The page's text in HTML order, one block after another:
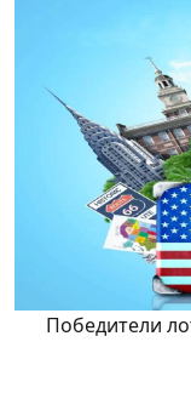
Победители